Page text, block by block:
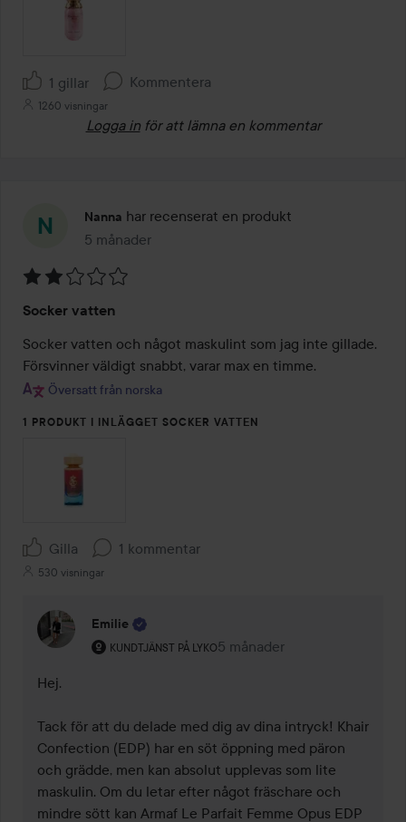
1 gillar Kommentera
1260 visningar
Logga in för att lämna en kommentar
Nanna har recenserat en produkt
5 månader
Inlägget skapades 5 månader
2
av
5
Socker vatten
Socker vatten och något maskulint som jag inte gillade.
Försvinner väldigt snabbt, varar max en timme.
Översatt från norska
1 PRODUKT I INLÄGGET SOCKER VATTEN
Gilla 1 kommentar
530 visningar
Emilie
KUNDTJÄNST PÅ LYKO
Användarens roll: Kundtjänst på Lyko.
5 månader
Kommentaren lades 5
Hej.
Tack för att du delade med dig av dina intryck! Khair
Confection (EDP) har en söt öppning med päron
och grädde, men kan absolut upplevas som lite
maskulin. Om du letar efter något fräschare och
mindre sött kan Armaf Le Parfait Femme Opus EDP